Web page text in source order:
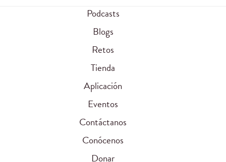
Podcasts
Blogs
Retos
Tienda
Aplicación
Eventos
Contáctanos
Conócenos
Donar